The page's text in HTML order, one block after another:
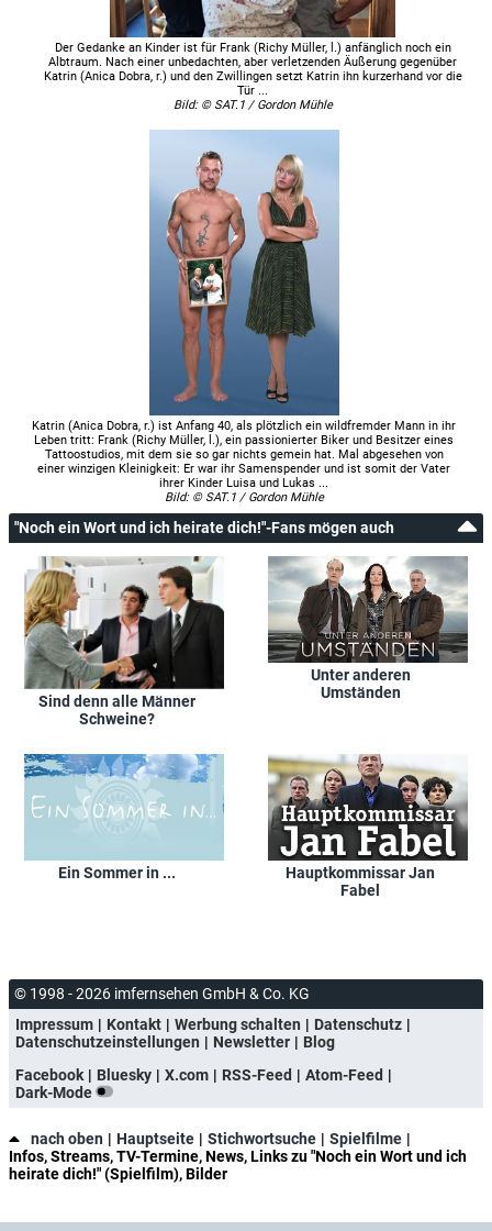
Der Gedanke an Kinder ist für Frank (Richy Müller, l.) anfänglich noch ein
Albtraum. Nach einer unbedachten, aber verletzenden Äußerung gegenüber
Katrin (Anica Dobra, r.) und den Zwillingen setzt Katrin ihn kurzerhand vor die
Tür ...
Bild: © SAT.1 / Gordon Mühle
Katrin (Anica Dobra, r.) ist Anfang 40, als plötzlich ein wildfremder Mann in ihr
Leben tritt: Frank (Richy Müller, l.), ein passionierter Biker und Besitzer eines
Tattoostudios, mit dem sie so gar nichts gemein hat. Mal abgesehen von
einer winzigen Kleinigkeit: Er war ihr Samenspender und ist somit der Vater
ihrer Kinder Luisa und Lukas ...
Bild: © SAT.1 / Gordon Mühle
"Noch ein Wort und ich heirate dich!"-Fans mögen auch
Sind denn alle Männer
Schweine?
Unter anderen
Umständen
Ein Sommer in ...
Hauptkommissar Jan
Fabel
© 1998 - 2026 imfernsehen GmbH & Co. KG
Impressum
Kontakt Werbung schalten
Datenschutz
Datenschutzeinstellungen
Newsletter
Blog
Facebook
Bluesky X.com RSS-Feed
Atom-Feed
Dark-Mode
nach oben Hauptseite Stichwortsuche
Spielfilme
Infos, Streams, TV-Termine, News, Links zu "Noch ein Wort und ich
heirate dich!" (Spielfilm), Bilder